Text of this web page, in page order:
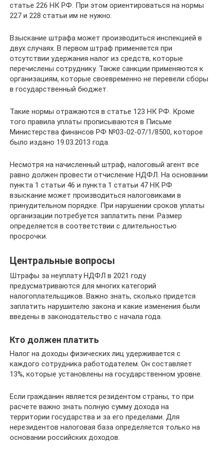
статье 226 НК РФ. При этом ориентироваться на нормы
227 и 228 статьи им не нужно.
Взыскание штрафа может производиться инспекцией в
двух случаях. В первом штраф применяется при
отсутствии удержания налог из средств, которые
перечислены сотруднику. Также санкции применяются к
организациям, которые своевременно не перевели сборы
в государственный бюджет.
Такие нормы отражаются в статье 123 НК РФ. Кроме
того правила уплаты прописываются в Письме
Министерства финансов РФ №03-02-07/1/8500, которое
было издано 19.03.2013 года.
Несмотря на начисленный штраф, налоговый агент все
равно должен провести отчисление НДФЛ. На основании
пункта 1 статьи 46 и пункта 1 статьи 47 НК РФ
взыскание может производиться налоговиками в
принудительном порядке. При нарушении сроков уплаты
организации потребуется заплатить пени. Размер
определяется в соответствии с длительностью
просрочки.
Центральные вопросы
Штрафы за неуплату НДФЛ в 2021 году
предусматриваются для многих категорий
налогоплательщиков. Важно знать, сколько придется
заплатить нарушителю закона и какие изменения были
введены в законодательство с начала года.
Кто должен платить
Налог на доходы физических лиц удерживается с
каждого сотрудника работодателем. Он составляет
13%, которые установлены на государственном уровне.
Если гражданин является резидентом страны, то при
расчете важно знать полную сумму дохода на
территории государства и за его пределами. Для
нерезидентов налоговая база определяется только на
основании российских доходов.